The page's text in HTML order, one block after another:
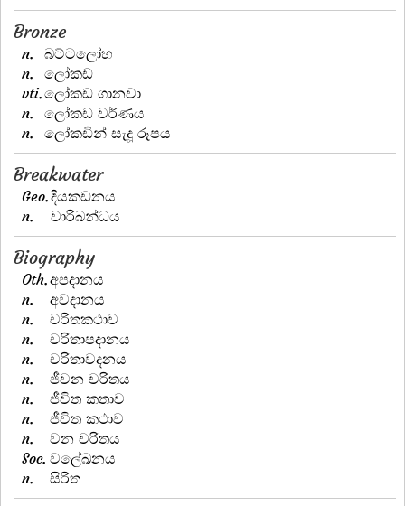
Bronze
n.
බට්ටලෝහ
n.
ලෝකඩ
vti.ලෝකඩ ගානවා
n.
ලෝකඩ වර්ණය
n.
ලෝකඩින් සැදූ රූපය
Breakwater
Geo.දියකඩනය
n.
වාරිබන්ධය
Biography
Oth.අපදානය
n.
අවදානය
n.
චරිතකථාව
n.
චරිතාපදානය
n.
චරිතාවදනය
n.
ජීවන චරිතය
n.
ජීවිත කතාව
n.
ජීවිත කථාව
n.
වන චරිතය
Soc. වලේඛනය
n.
සිරිත